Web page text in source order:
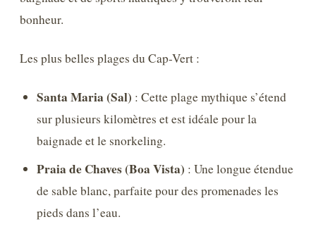
bonheur.
Les plus belles plages du Cap-Vert :
Santa Maria (Sal) : Cette plage mythique s’étend
sur plusieurs kilomètres et est idéale pour la
baignade et le snorkeling.
Praia de Chaves (Boa Vista) : Une longue étendue
de sable blanc, parfaite pour des promenades les
pieds dans l’eau.